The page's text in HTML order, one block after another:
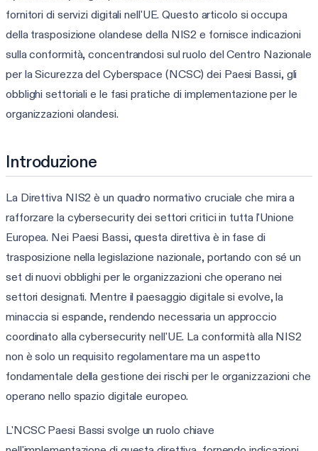
fornitori di servizi digitali nell'UE. Questo articolo si occupa
della trasposizione olandese della NIS2 e fornisce indicazioni
sulla conformità, concentrandosi sul ruolo del Centro Nazionale
per la Sicurezza del Cyberspace (NCSC) dei Paesi Bassi, gli
obblighi settoriali e le fasi pratiche di implementazione per le
organizzazioni olandesi.
Introduzione
La Direttiva NIS2 è un quadro normativo cruciale che mira a
rafforzare la cybersecurity dei settori critici in tutta l'Unione
Europea. Nei Paesi Bassi, questa direttiva è in fase di
trasposizione nella legislazione nazionale, portando con sé un
set di nuovi obblighi per le organizzazioni che operano nei
settori designati. Mentre il paesaggio digitale si evolve, la
minaccia si espande, rendendo necessaria un approccio
coordinato alla cybersecurity nell'UE. La conformità alla NIS2
non è solo un requisito regolamentare ma un aspetto
fondamentale della gestione dei rischi per le organizzazioni che
operano nello spazio digitale europeo.
L'NCSC Paesi Bassi svolge un ruolo chiave